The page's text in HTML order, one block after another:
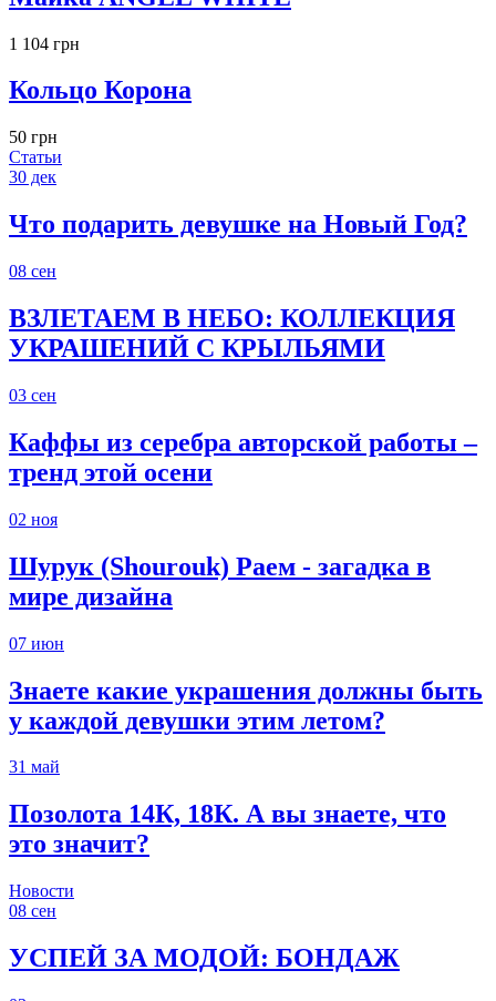
1 104 грн
Кольцо Корона
50 грн
Статьи
30 дек
Что подарить девушке на Новый Год?
08 сен
ВЗЛЕТАЕМ В НЕБО: КОЛЛЕКЦИЯ
УКРАШЕНИЙ С КРЫЛЬЯМИ
03 сен
Каффы из серебра авторской работы –
тренд этой осени
02 ноя
Шурук (Shourouk) Раем - загадка в
мире дизайна
07 июн
Знаете какие украшения должны быть
у каждой девушки этим летом?
31 май
Позолота 14К, 18К. А вы знаете, что
это значит?
Новости
08 сен
УСПЕЙ ЗА МОДОЙ: БОНДАЖ